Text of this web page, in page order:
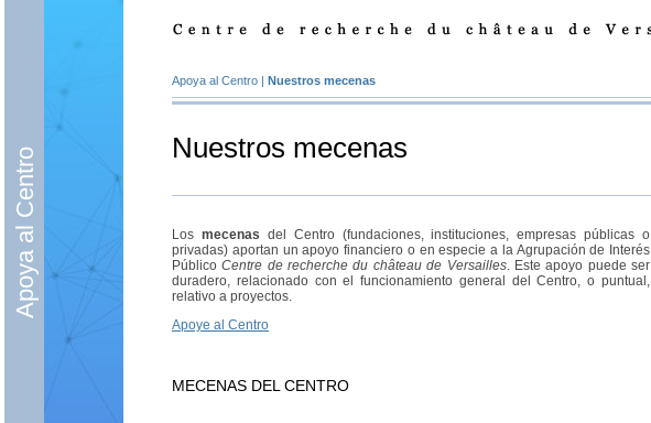
Apoya al Centro
Apoya al Centro | Nuestros mecenas
Nuestros mecenas
Los mecenas del Centro (fundaciones, instituciones, empresas públicas o
privadas) aportan un apoyo financiero o en especie a la Agrupación de Interés
PúblicoCentre de recherche du château de Versailles. Este apoyo puede ser
duradero, relacionado con el funcionamiento general del Centro, o puntual,
relativo a proyectos.
Apoye al Centro
MECENAS DEL CENTRO